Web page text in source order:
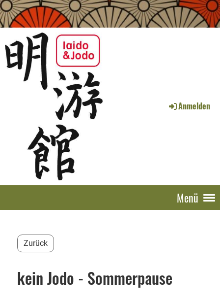
Anmelden
Menü
Zurück
kein Jodo - Sommerpause